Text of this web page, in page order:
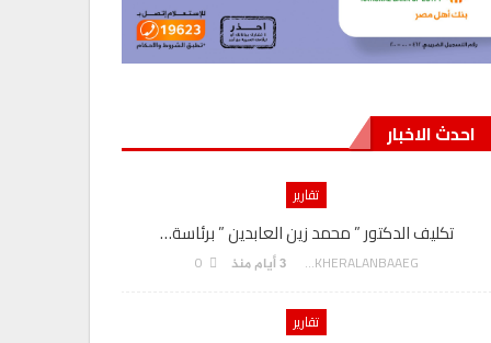
احدث الاخبار
تقارير
تكليف الدكتور ” محمد زين العابدين ” برئاسة…
AKHERALANBAAEG 3 أيام منذ
تقارير